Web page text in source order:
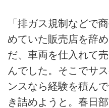
り
「排ガス規制などで
めていた販売店を辞
だ、車両を仕入れて
んでした。そこでサ
ンスなら経験を積ん
き詰めようと。春日